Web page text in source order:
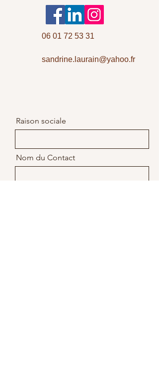
06 01 72 53 31
sandrine.laurain@yahoo.fr
Raison sociale
Nom du Contact